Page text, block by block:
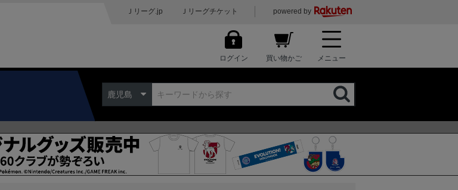
Ｊリーグ.jp Ｊリーグチケット powered by
ログイン 買い物かご メニュー
鹿児島